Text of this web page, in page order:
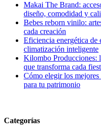
Makai The Brand:
diseño, comodidad y
Bebes reborn vinilo:
cada creación
Eficiencia energética de
climatización inteligente
Kilombo Producciones:
que transforma cada
Cómo elegir los
para tu patrimonio
Categorías